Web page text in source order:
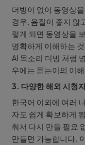
더빙이 없이 동영상
경우, 음질이 좋지 않
렇게 되면 동영상을
명확하게 이해하는
AI 목소리 더빙 처럼
우에는 듣는이의 이
3. 다양한 해외 시청
한국어 이외에 여러
자도 쉽게 확보하게
춰서 다시 만들 필요
만들면 가능합니다.